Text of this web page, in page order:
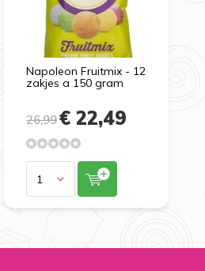
Napoleon Fruitmix - 12
zakjes a 150 gram
26,99€ 22,49